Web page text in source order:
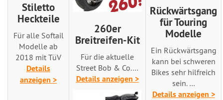
Stiletto
Heckteile
Für alle Softail
Modelle ab
2018 mit TüV
Details
anzeigen >
260er
Breitreifen-Kit
Für die aktuelle
Street Bob & Co.…
Details anzeigen >
Rückwärtsgang
für Touring
Modelle
Ein Rückwärtsgang
kann bei schweren
Bikes sehr hilfreich
sein. …
Details anzeigen >